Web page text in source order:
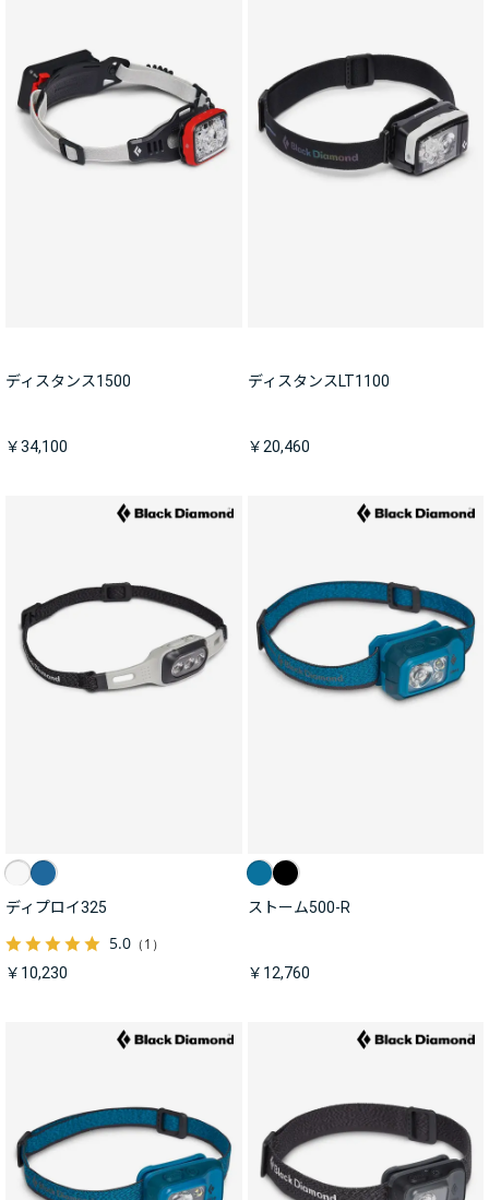
ディスタンス1500
￥34,100
ディスタンスLT1100
￥20,460
ディプロイ325
5.0 （1）
￥10,230
ストーム500-R
￥12,760